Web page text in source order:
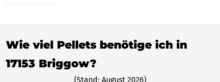
Wie viel Pellets benötige ich in
17153 Briggow?
(Stand: August 2026)